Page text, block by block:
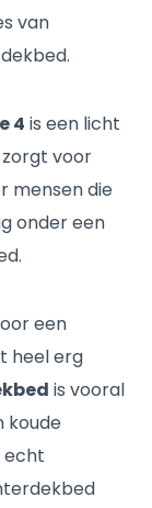
van
4 is een licht
voor
mensen die
onder een
een
heel erg
is vooral
koude
echt